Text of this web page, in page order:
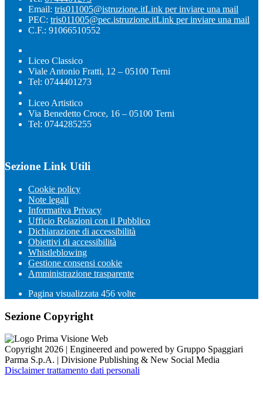
Email: tris011005@istruzione.itLink per inviare una mail
PEC: tris011005@pec.istruzione.itLink per inviare una mail
C.F.: 91066510552
Liceo Classico
Viale Antonio Fratti, 12 – 05100 Terni
Tel: 0744401273
Liceo Artistico
Via Benedetto Croce, 16 – 05100 Terni
Tel: 0744285255
Sezione Link Utili
Cookie policy
Note legali
Informativa Privacy
Ufficio Relazioni con il Pubblico
Dichiarazione di accessibilità
Obiettivi di accessibilità
Whistleblowing
Gestione consensi cookie
Amministrazione trasparente
Pagina visualizzata 456 volte
Sezione Copyright
Copyright 2026 | Engineered and powered by Gruppo Spaggiari
Parma S.p.A. | Divisione Publishing & New Social Media
Disclaimer trattamento dati personali